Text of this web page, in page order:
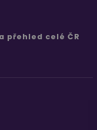
přehled celé ČR